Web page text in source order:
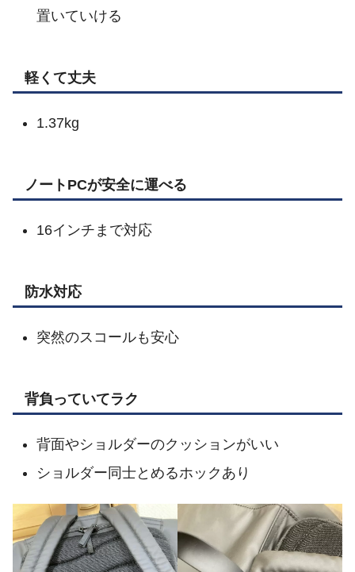
置いていける
軽くて丈夫
1.37kg
ノートPCが安全に運べる
16インチまで対応
防水対応
突然のスコールも安心
背負っていてラク
背面やショルダーのクッションがいい
ショルダー同士とめるホックあり